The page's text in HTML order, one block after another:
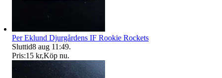
Per Eklund Djurgårdens IF Rookie Rockets
Sluttid8 aug 11:49.
Pris:15 kr,Köp nu.